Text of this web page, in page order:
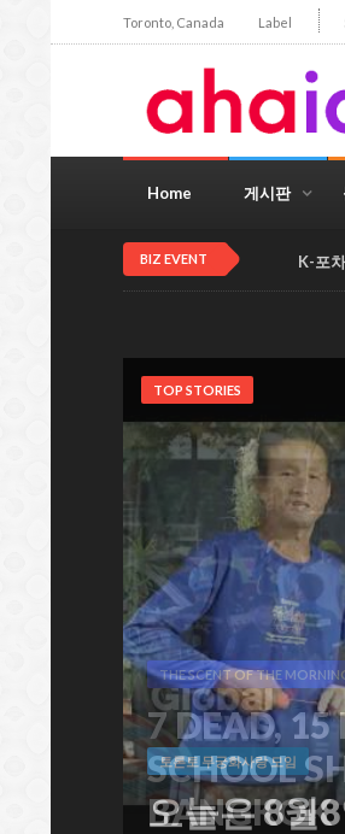
Toronto, Canada Label
Home 게시판
BIZ EVENT K-포
TOP STORIES
토론토 무궁화사랑 모임
오늘은 8월